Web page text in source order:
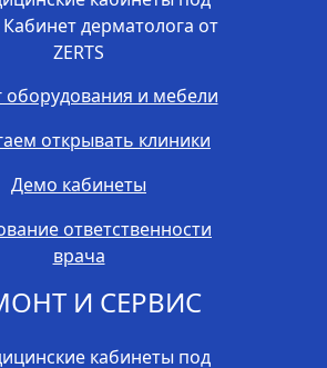
оборудования и мебели
открывать клиники
Демо кабинеты
ответственности
врача
И СЕРВИС